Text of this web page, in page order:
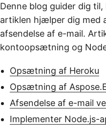
Denne blog guider dig
artiklen hjælper dig med
afsendelse af e-mail.
kontoopsætning og
Opsætning af Heroku
Opsætning af
Afsendelse af e-mail
Implementer Node.js-